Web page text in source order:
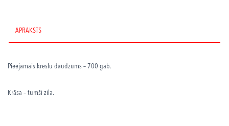
APRAKSTS
Pieejamais krēslu daudzums – 700 gab.
Krāsa – tumši zila.